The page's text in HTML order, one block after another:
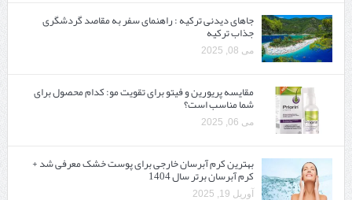
جاهای دیدنی ترکیه : راهنمای سفر به مقاصد گردشگری
جذاب ترکیه
می 08, 2025
مقایسه پریورین و فیتو برای تقویت مو: کدام محصول برای
شما مناسب است؟
می 06, 2025
بهترین کرم آبرسان خارجی برای پوست خشک معرفی شد +
کرم آبرسان برتر سال 1404
آوریل 19, 2025